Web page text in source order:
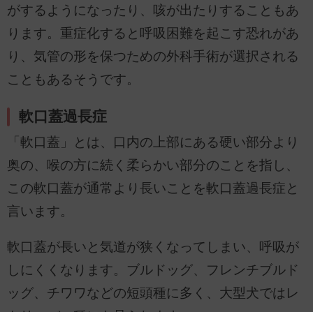
がするようになったり、咳が出たりすることもあ
ります。重症化すると呼吸困難を起こす恐れがあ
り、気管の形を保つための外科手術が選択される
こともあるそうです。
軟口蓋過長症
「軟口蓋」とは、口内の上部にある硬い部分より
奥の、喉の方に続く柔らかい部分のことを指し、
この軟口蓋が通常より長いことを軟口蓋過長症と
言います。
軟口蓋が長いと気道が狭くなってしまい、呼吸が
しにくくなります。ブルドッグ、フレンチブルド
ッグ、チワワなどの短頭種に多く、大型犬ではレ